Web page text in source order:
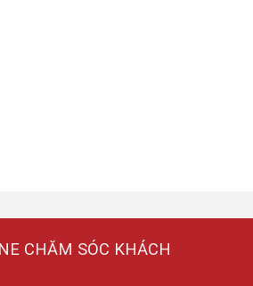
CHĂM SÓC KHÁCH